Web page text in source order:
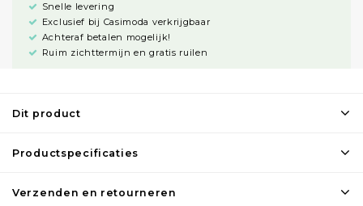
Snelle levering
Exclusief bij Casimoda verkrijgbaar
Achteraf betalen mogelijk!
Ruim zichttermijn en gratis ruilen
Dit product
Productspecificaties
Verzenden en retourneren